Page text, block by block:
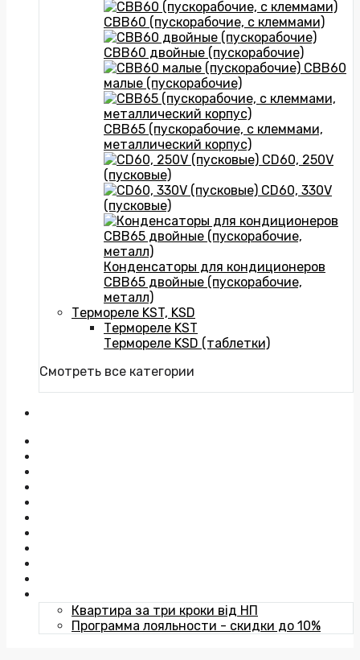
CBB60 (пускорабочие, с клеммами)
CBB60 двойные (пускорабочие)
CBB60
малые (пускорабочие)
CBB65 (пускорабочие, с клеммами,
металлический корпус)
CD60, 250V
(пусковые)
CD60, 330V
(пусковые)
Конденсаторы для кондиционеров
CBB65 двойные (пускорабочие,
металл)
Термореле KST, KSD
Термореле KST
Термореле KSD (таблетки)
Смотреть все категории
Квартира за три кроки від НП
Программа лояльности - скидки до 10%